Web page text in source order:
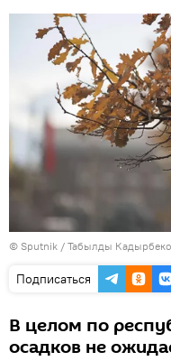
© Sputnik / Табылды
Подписаться
В целом по
осадков не